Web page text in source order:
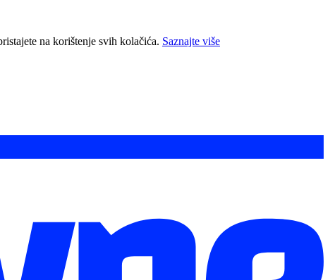
na korištenje svih kolačića. Saznajte više